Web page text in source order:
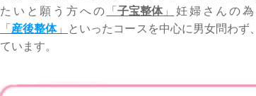
たいと願う方への
「子宝整体」 妊婦さんの
「 産後整体」
といったコースを中心に男女問わ
ています。